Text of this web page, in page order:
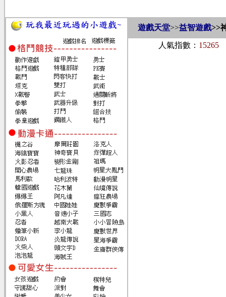
遊戲天堂>>益智遊戲>>
人氣指數： 15265